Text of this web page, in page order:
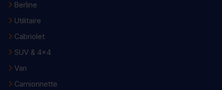
Berline
Utilitaire
Cabriolet
SUV & 4x4
Van
Camionnette